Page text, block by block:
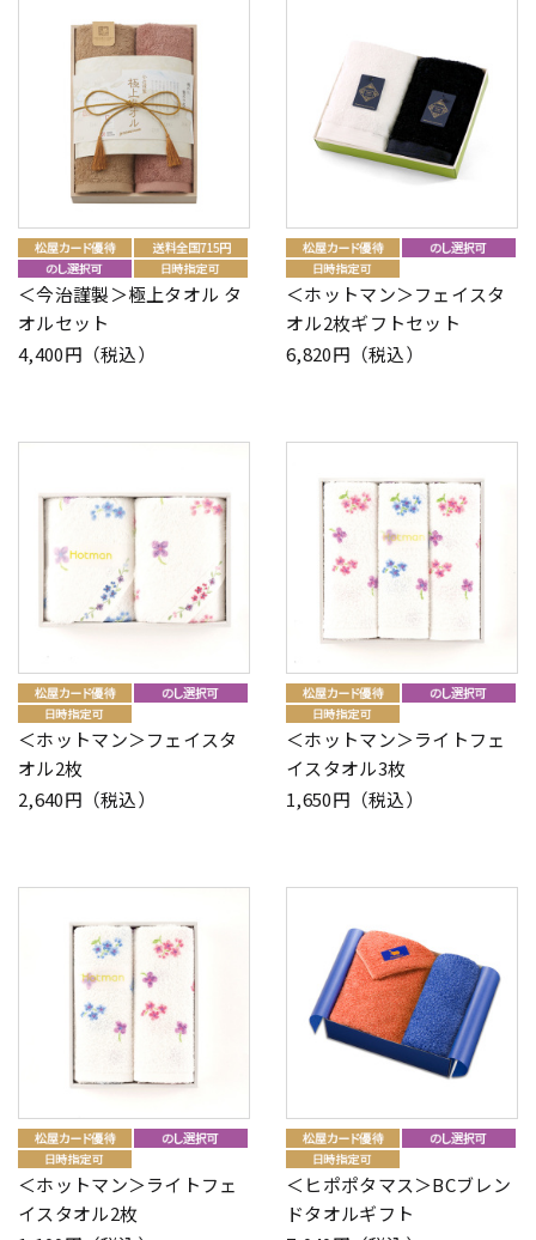
＜今治謹製＞極上タオル タ
オルセット
4,400円（税込）
＜ホットマン＞フェイスタ
オル2枚ギフトセット
6,820円（税込）
＜ホットマン＞フェイスタ
オル2枚
2,640円（税込）
＜ホットマン＞ライトフェ
イスタオル3枚
1,650円（税込）
＜ホットマン＞ライトフェ
イスタオル2枚
＜ヒポポタマス＞BCブレン
ドタオルギフト